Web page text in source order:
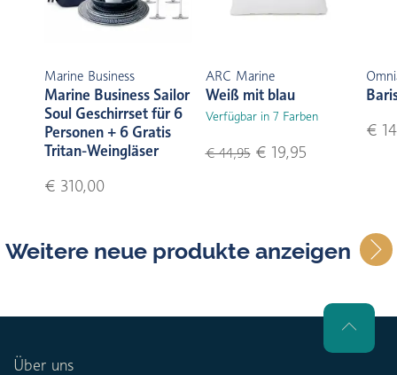
Marine Business
Marine Business Sailor
Soul Geschirrset für 6
Personen + 6 Gratis
Tritan-Weingläser
€ 310,00
ARC Marine
Weiß mit blau
Verfügbar in 7 Farben
€ 44,95€ 19,95
€
Weitere neue produkte anzeigen
Über uns